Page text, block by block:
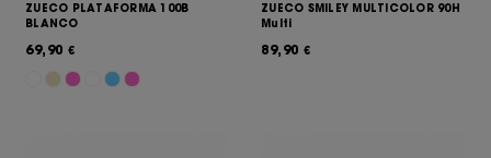
ZUECO PLATAFORMA 100B
BLANCO
69,90 €
ZUECO SMILEY MULTICOLOR 90H
Multi
89,90 €